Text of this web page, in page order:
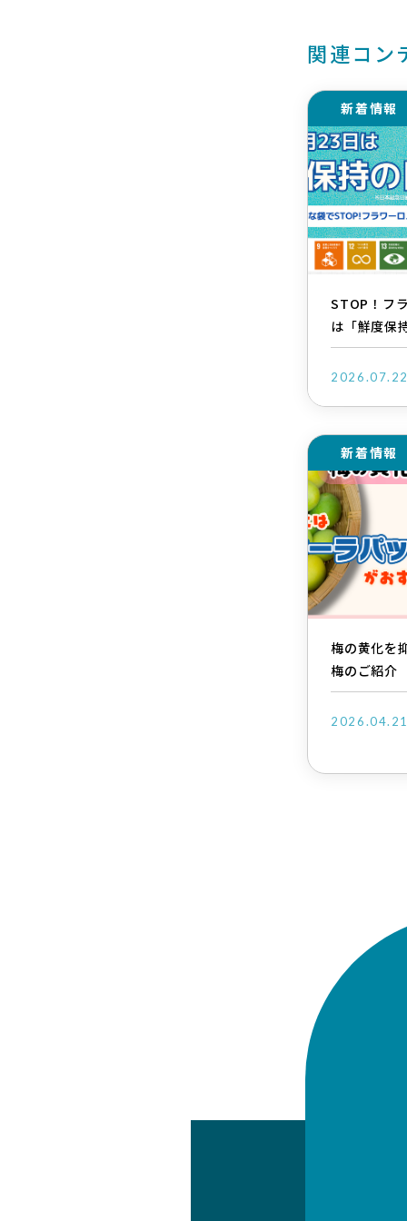
関連コン
新着情報
STOP！フ
は「鮮度保
新着情報
梅の黄化を
梅のご紹介